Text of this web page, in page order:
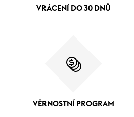
VRÁCENÍ DO 30 DNŮ
VĚRNOSTNÍ PROGRAM